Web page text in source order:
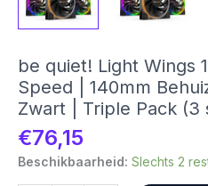
be quiet! Light Wings
Speed | 140mm
Zwart | Triple Pack (3
€76,15
Beschikbaarheid: Slechts 2